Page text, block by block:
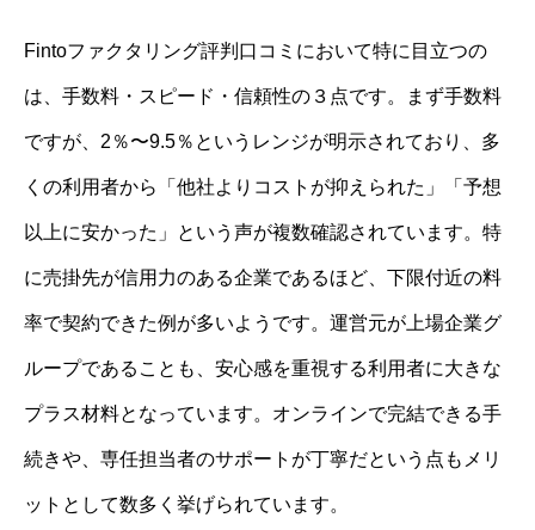
Fintoファクタリング評判口コミにおいて特に目立つの
は、手数料・スピード・信頼性の３点です。まず手数料
ですが、2％〜9.5％というレンジが明示されており、多
くの利用者から「他社よりコストが抑えられた」「予想
以上に安かった」という声が複数確認されています。特
に売掛先が信用力のある企業であるほど、下限付近の料
率で契約できた例が多いようです。運営元が上場企業グ
ループであることも、安心感を重視する利用者に大きな
プラス材料となっています。オンラインで完結できる手
続きや、専任担当者のサポートが丁寧だという点もメリ
ットとして数多く挙げられています。